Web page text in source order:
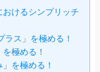
けるシンプリッチ
ラス」を極める！
極める！
を極める！